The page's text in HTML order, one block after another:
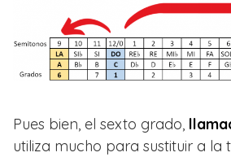
Pues bien, el sexto grado,
utiliza mucho para sustituir a la